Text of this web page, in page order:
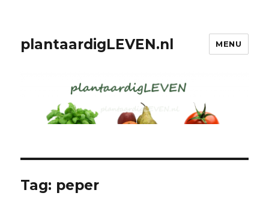
plantaardigLEVEN.nl MENU
Tag: peper